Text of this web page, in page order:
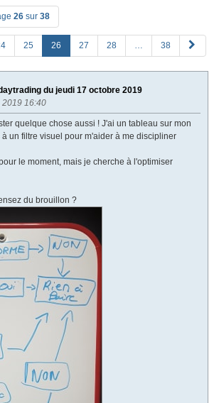
26 sur 38
25 26 27 28 … 38
u
i
du jeudi 17 octobre 2019
16:40
quelque chose aussi ! J'ai un tableau sur mon
un filtre visuel pour m'aider à me discipliner
le moment, mais je cherche à l'optimiser
du brouillon ?